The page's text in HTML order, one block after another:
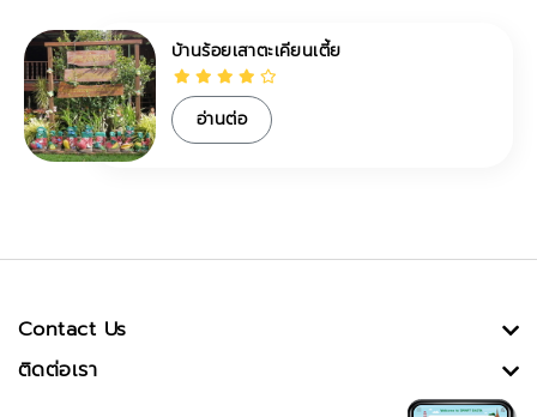
บ้านร้อยเสาตะเคียนเตี้ย
อ่านต่อ
Contact Us
ติดต่อเรา